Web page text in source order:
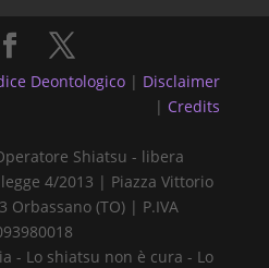
Deontologico | Disclaimer
| Credits
Shiatsu - libera
4/2013 | Piazza Vittorio
Orbassano (TO) | P.IVA
- Lo shiatsu non è cura - Lo